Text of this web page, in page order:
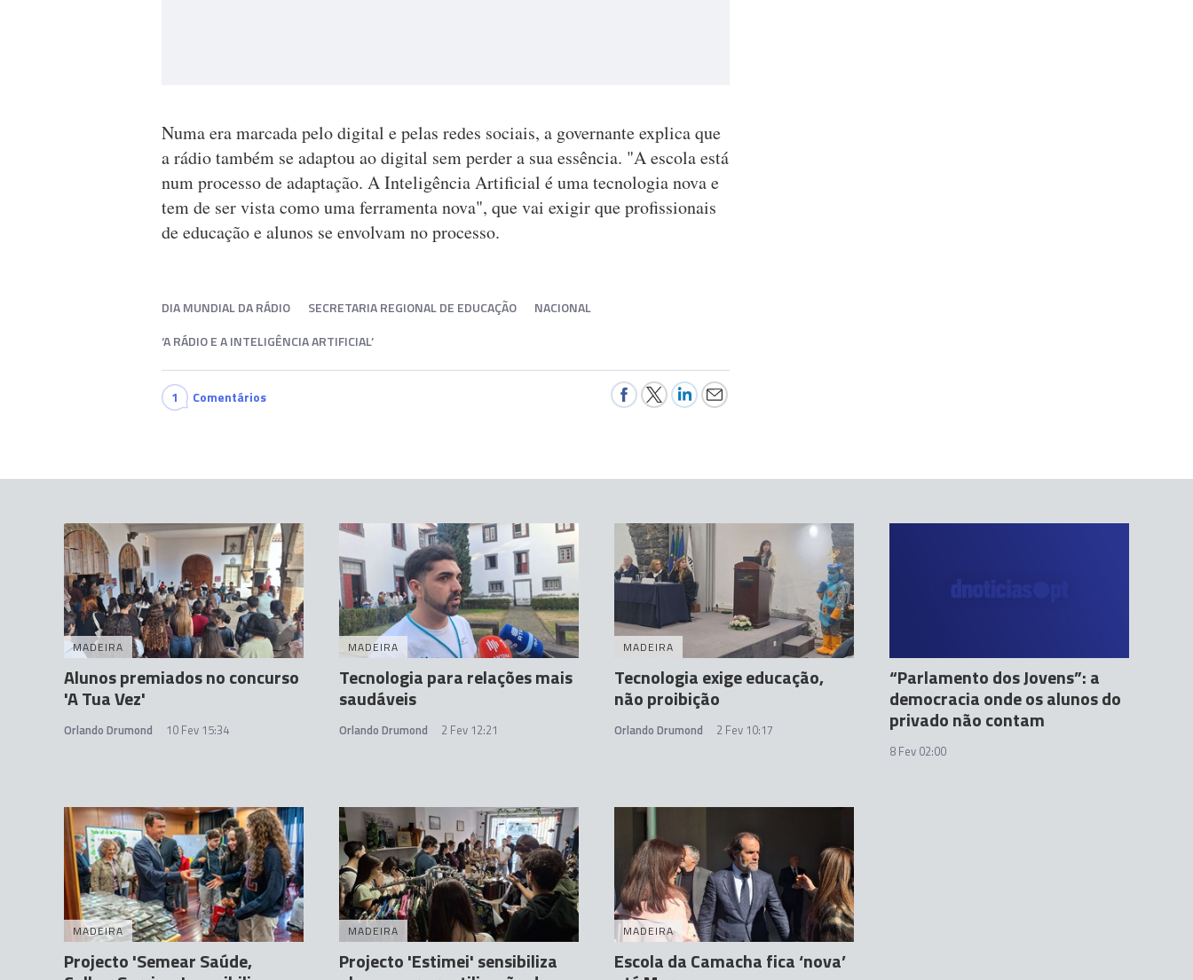
Numa era marcada pelo digital e pelas redes sociais, a governante explica que
a rádio também se adaptou ao digital sem perder a sua essência. "A escola está
num processo de adaptação. A Inteligência Artificial é uma tecnologia nova e
tem de ser vista como uma ferramenta nova", que vai exigir que profissionais
de educação e alunos se envolvam no processo.
DIA MUNDIAL DA RÁDIO SECRETARIA REGIONAL DE EDUCAÇÃO
NACIONAL
‘A RÁDIO E A INTELIGÊNCIA ARTIFICIAL’
1 Comentários
MADEIRA
Alunos premiados no concurso
'A Tua Vez'
Orlando Drumond 10 Fev 15:34
MADEIRA
Tecnologia para relações mais
saudáveis
Orlando Drumond 2 Fev 12:21
MADEIRA
Tecnologia exige educação,
não proibição
Orlando Drumond 2 Fev 10:17
“Parlamento dos Jovens”: a
democracia onde os alunos do
privado não contam
8 Fev 02:00
MADEIRA
Projecto 'Semear Saúde,
MADEIRA
Projecto 'Estimei' sensibiliza
MADEIRA
Escola da Camacha fica ‘nova’